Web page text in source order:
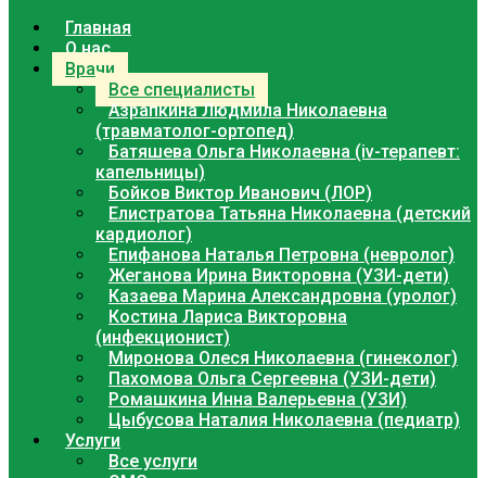
Главная
О нас
Врачи
Все специалисты
Азрапкина Людмила Николаевна
(травматолог-ортопед)
Батяшева Ольга Николаевна (iv-терапевт:
капельницы)
Бойков Виктор Иванович (ЛОР)
Елистратова Татьяна Николаевна (детский
кардиолог)
Епифанова Наталья Петровна (невролог)
Жеганова Ирина Викторовна (УЗИ-дети)
Казаева Марина Александровна (уролог)
Костина Лариса Викторовна
(инфекционист)
Миронова Олеся Николаевна (гинеколог)
Пахомова Ольга Сергеевна (УЗИ-дети)
Ромашкина Инна Валерьевна (УЗИ)
Цыбусова Наталия Николаевна (педиатр)
Услуги
Все услуги